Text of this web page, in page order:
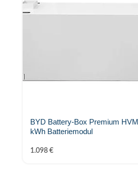
BYD Battery-Box Premium
kWh Batteriemodul
1.098 €